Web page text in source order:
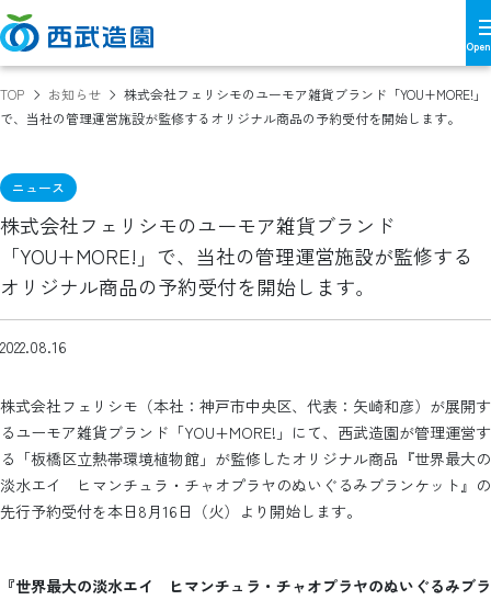
TOP お知らせ
株式会社フェリシモのユーモア雑貨ブランド「YOU+MORE!」
で、当社の管理運営施設が監修するオリジナル商品の予約受付を開始します。
ニュース
株式会社フェリシモのユーモア雑貨ブランド
「YOU+MORE!」で、当社の管理運営施設が監修する
オリジナル商品の予約受付を開始します。
2022.08.16
株式会社フェリシモ（本社：神戸市中央区、代表：矢崎和彦）が展開す
るユーモア雑貨ブランド「YOU+MORE!」にて、西武造園が管理運営す
る「板橋区立熱帯環境植物館」が監修したオリジナル商品『世界最大の
淡水エイ ヒマンチュラ・チャオプラヤのぬいぐるみブランケット』の
先行予約受付を本日8月16日（火）より開始します。
『世界最大の淡水エイ ヒマンチュラ・チャオプラヤのぬいぐるみブラ